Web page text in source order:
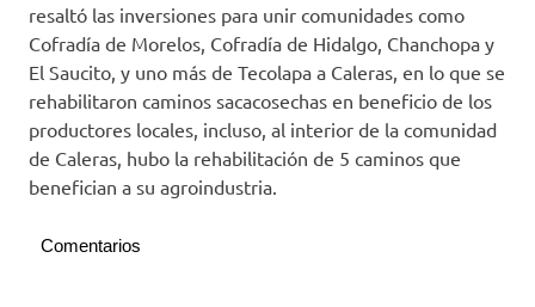
resaltó las inversiones para unir comunidades como
Cofradía de Morelos, Cofradía de Hidalgo, Chanchopa y
El Saucito, y uno más de Tecolapa a Caleras, en lo que se
rehabilitaron caminos sacacosechas en beneficio de los
productores locales, incluso, al interior de la comunidad
de Caleras, hubo la rehabilitación de 5 caminos que
benefician a su agroindustria.
Comentarios